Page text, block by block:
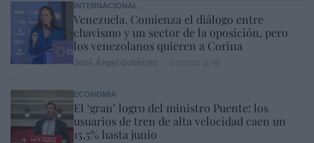
INTERNACIONAL
Venezuela. Comienza el diálogo entre
chavismo y un sector de la oposición, pero
los venezolanos quieren a Corina
ECONOMÍA
El ‘gran’ logro del ministro Puente: los
usuarios de tren de alta velocidad caen un
15,5% hasta junio